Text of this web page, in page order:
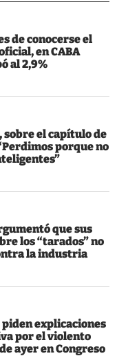
de conocerse el
en CABA
al 2,9%
sobre el capítulo de
porque no
que sus
los “tarados” no
la industria
explicaciones
por el violento
ayer en Congreso